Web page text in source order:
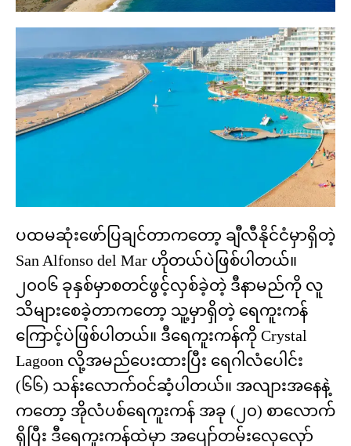
ပထမဆုံးဖော်ပြချင်တာကတော့ ချီလီနိုင်ငံမှာရှိတဲ့
San Alfonso del Mar ဟိုတယ်ပဲဖြစ်ပါတယ်။
၂၀၀၆ ခုနှစ်မှာစတင်ဖွင့်လှစ်ခဲ့တဲ့ ဒီနာမည်ကို လူ
သိများစေခဲ့တာကတော့ သူ့မှာရှိတဲ့ ရေကူးကန်
ကြောင့်ပဲဖြစ်ပါတယ်။ ဒီရေကူးကန်ကို Crystal
Lagoon လို့အမည်ပေးထားပြီး ရေဂါလံပေါင်း
(၆၆) သန်းလောက်ဝင်ဆံ့ပါတယ်။ အလျားအနေနဲ့
ကတော့ အိုလံပစ်ရေကူးကန် အခု (၂၀) စာလောက်
ရှိပြီး ဒီရေကူးကန်ထဲမှာ အပျော်တမ်းလှေလှော်